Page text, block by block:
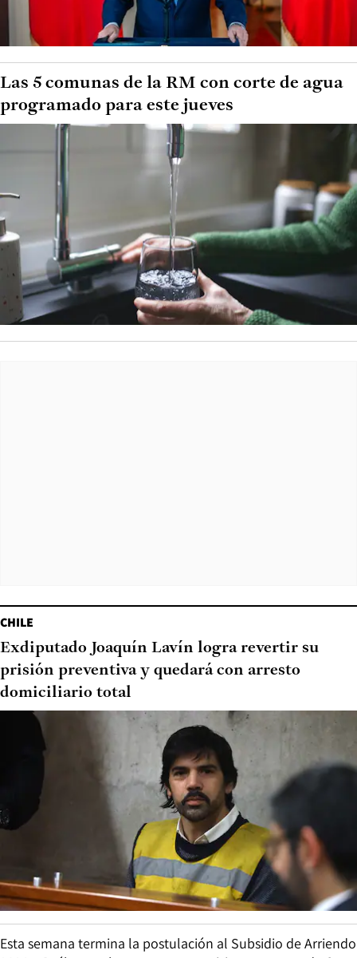
Las 5 comunas de la RM con corte de agua
programado para este jueves
CHILE
Exdiputado Joaquín Lavín logra revertir su
prisión preventiva y quedará con arresto
domiciliario total
Esta semana termina la postulación al Subsidio de Arriendo